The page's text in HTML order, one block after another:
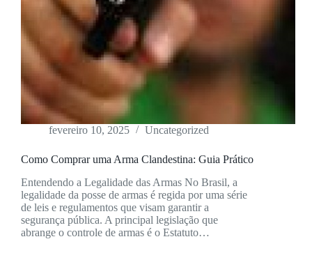
fevereiro 10, 2025 Uncategorized
Como Comprar uma Arma Clandestina: Guia Prático
Entendendo a Legalidade das Armas No Brasil, a
legalidade da posse de armas é regida por uma série
de leis e regulamentos que visam garantir a
segurança pública. A principal legislação que
abrange o controle de armas é o Estatuto…